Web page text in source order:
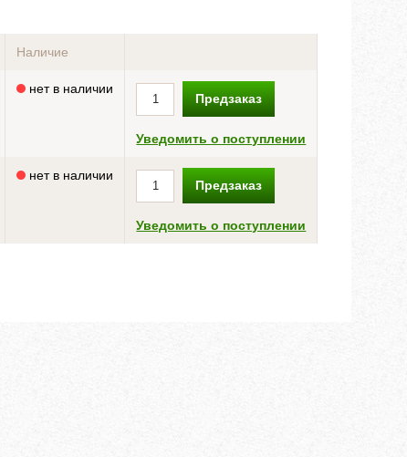
Наличие
нет в наличии
Предзаказ
Уведомить о поступлении
нет в наличии
Предзаказ
Уведомить о поступлении